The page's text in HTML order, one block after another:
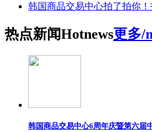
韩国商品交易中心拍了拍你
热点新闻Hotnews更多/
韩国商品交易中心6周年庆暨第六届